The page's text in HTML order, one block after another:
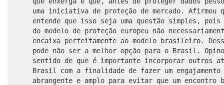
uma iniciativa de proteção de mercado. Afirmou
entende que isso seja uma questão simples, pois
do modelo de proteção europeu não
encaixa perfeitamente ao modelo brasileiro.
pode não ser a melhor opção para o Brasil.
sentido de que é importante incorporar outros
Brasil com a finalidade de fazer um engajamento
abrangente e amplo para evitar que um